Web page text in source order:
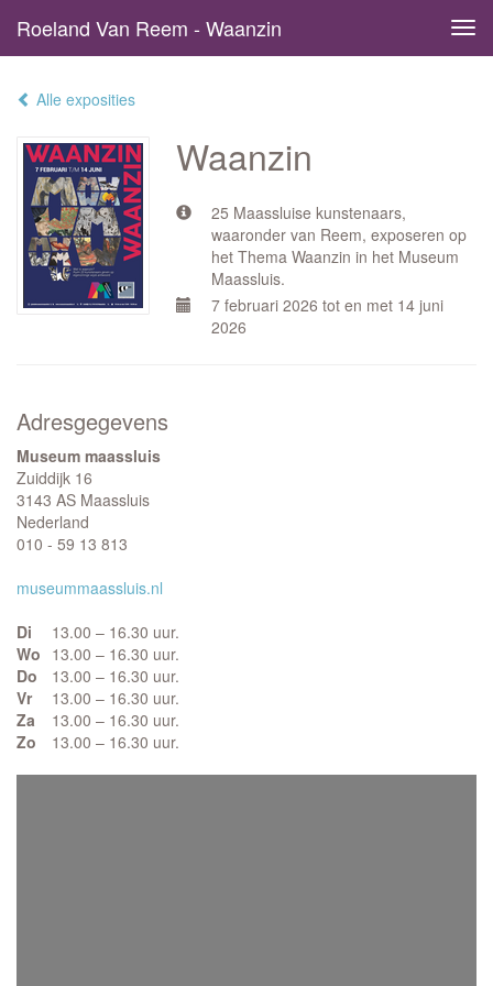
Roeland Van Reem - Waanzin
Alle exposities
Waanzin
25 Maassluise kunstenaars,
waaronder van Reem, exposeren op
het Thema Waanzin in het Museum
Maassluis.
7 februari 2026 tot en met 14 juni
2026
Adresgegevens
Museum maassluis
Zuiddijk 16
3143 AS Maassluis
Nederland
010 - 59 13 813
museummaassluis.nl
Di
13.00 – 16.30 uur.
Wo 13.00 – 16.30 uur.
Do
13.00 – 16.30 uur.
Vr
13.00 – 16.30 uur.
Za
13.00 – 16.30 uur.
Zo
13.00 – 16.30 uur.